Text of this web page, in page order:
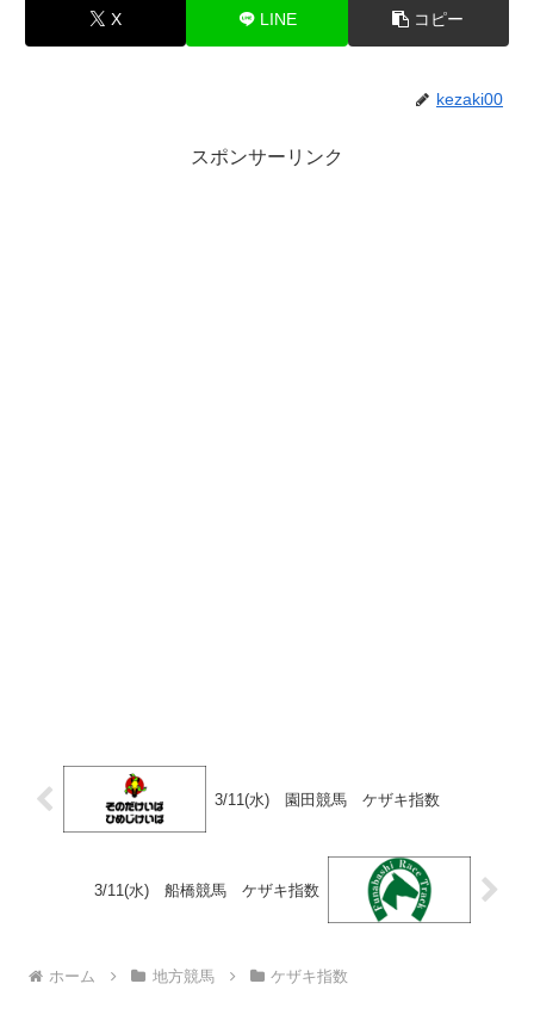
X LINE コピー
kezaki00
スポンサーリンク
3/11(水) 園田競馬 ケザキ指数
3/11(水) 船橋競馬 ケザキ指数
ホーム 地方競馬 ケザキ指数